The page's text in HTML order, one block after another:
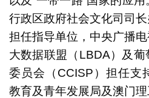
行政区政府社会文化司司
担任指导单位，中央广播
大数据联盟（LBDA）及
委员会（CCISP）担任支
教育及青年发展局及澳门